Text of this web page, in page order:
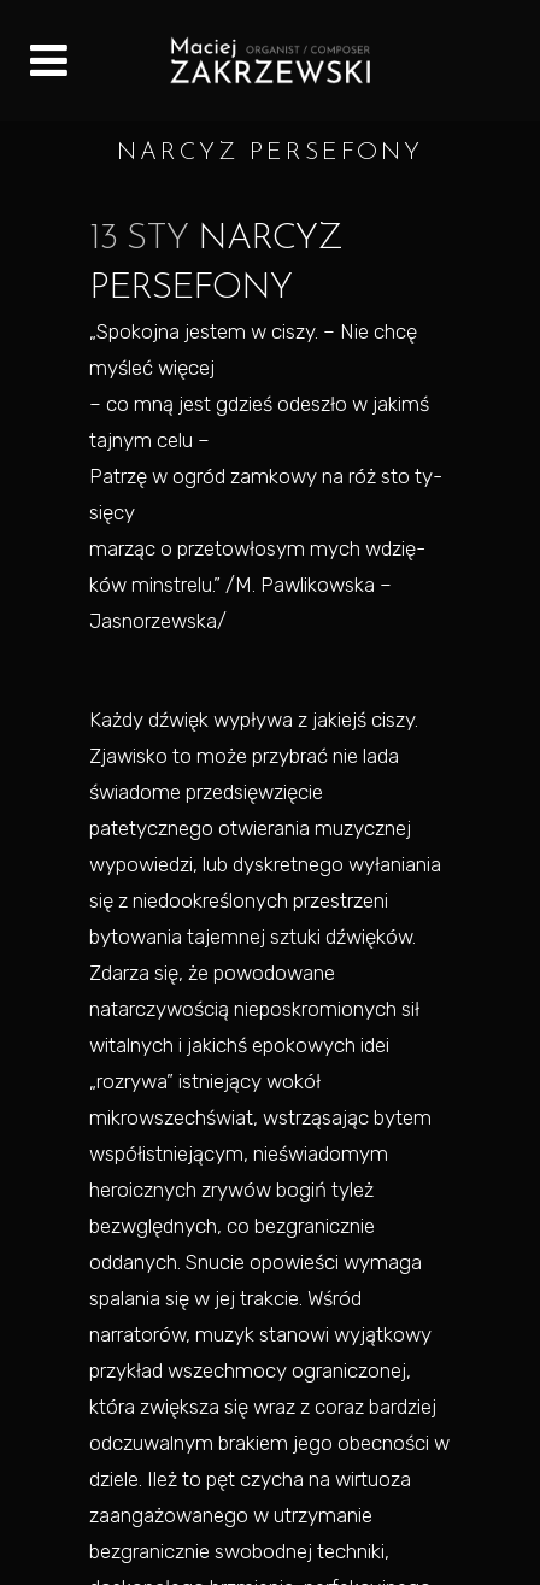
NARCYZ PERSEFONY
13 STY NARCYZ
PERSEFONY
„Spo­koj­na je­stem w ci­szy. – Nie chcę
my­śleć wię­cej
– co mną jest gdzieś ode­szło w ja­kimś
taj­nym celu –
Pa­trzę w ogród zam­ko­wy na róż sto ty­
się­cy
ma­rząc o prze­to­wło­sym mych wdzię­
ków min­stre­lu.” /M. Pawlikowska –
Jasnorzewska/
Każdy dźwięk wypływa z jakiejś ciszy.
Zjawisko to może przybrać nie lada
świadome przedsięwzięcie
patetycznego otwierania muzycznej
wypowiedzi, lub dyskretnego wyłaniania
się z niedookreślonych przestrzeni
bytowania tajemnej sztuki dźwięków.
Zdarza się, że powodowane
natarczywością nieposkromionych sił
witalnych i jakichś epokowych idei
„rozrywa” istniejący wokół
mikrowszechświat, wstrząsając bytem
współistniejącym, nieświadomym
heroicznych zrywów bogiń tyleż
bezwględnych, co bezgranicznie
oddanych. Snucie opowieści wymaga
spalania się w jej trakcie. Wśród
narratorów, muzyk stanowi wyjątkowy
przykład wszechmocy ograniczonej,
która zwiększa się wraz z coraz bardziej
odczuwalnym brakiem jego obecności w
dziele. Ileż to pęt czycha na wirtuoza
zaangażowanego w utrzymanie
bezgranicznie swobodnej techniki,